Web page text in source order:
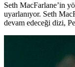
Seth MacFarlane’in
uyarlanıyor. Seth
devam edeceği dizi,